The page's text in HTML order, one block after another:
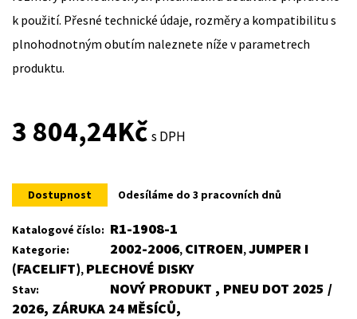
k použití. Přesné technické údaje, rozměry a kompatibilitu s
plnohodnotným obutím naleznete níže v parametrech
produktu.
3 804,24Kč s DPH
Dostupnost Odesíláme do 3 pracovních dnů
Katalogové číslo: R1-1908-1
Kategorie: 2002-2006, CITROEN,JUMPER I
(FACELIFT), PLECHOVÉ DISKY
Stav:
NOVÝ PRODUKT , PNEU DOT 2025 /
2026, ZÁRUKA 24 MĚSÍCŮ,